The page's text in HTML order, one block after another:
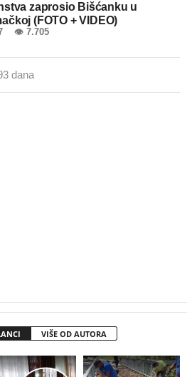
zaprosio Bišćanku u
(FOTO + VIDEO)
👁 7.705
dana
VIŠE OD AUTORA